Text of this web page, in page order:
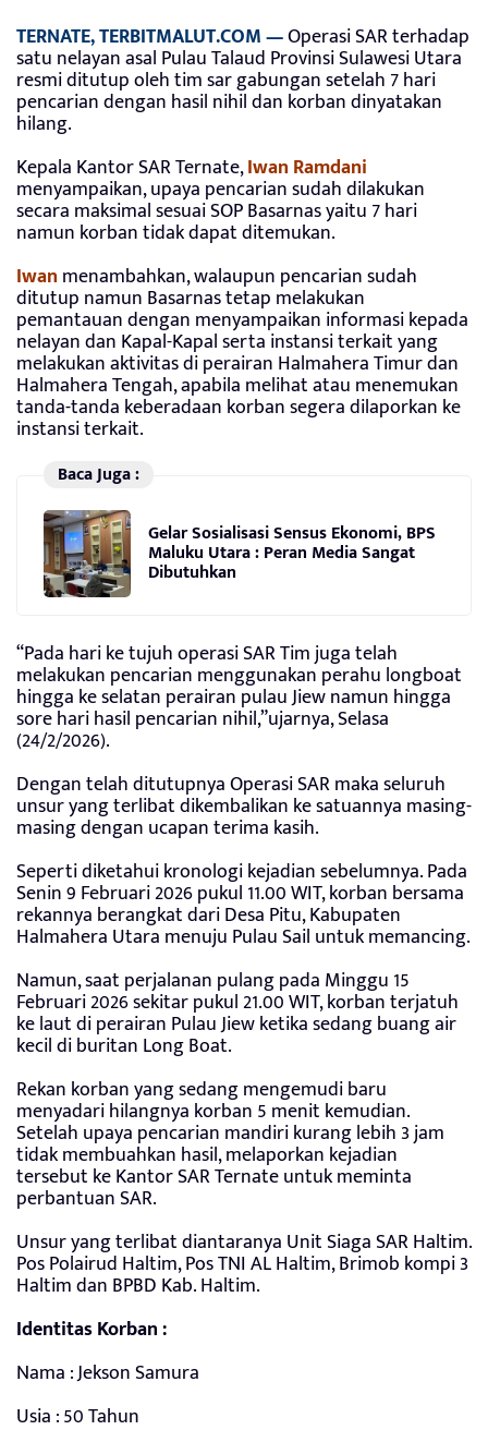
TERNATE, TERBITMALUT.COM —Operasi SAR terhadap
satu nelayan asal Pulau Talaud Provinsi Sulawesi Utara
resmi ditutup oleh tim sar gabungan setelah 7 hari
pencarian dengan hasil nihil dan korban dinyatakan
hilang.
Kepala Kantor SAR Ternate,Iwan Ramdani
menyampaikan, upaya pencarian sudah dilakukan
secara maksimal sesuai SOP Basarnas yaitu 7 hari
namun korban tidak dapat ditemukan.
Iwan menambahkan, walaupun pencarian sudah
ditutup namun Basarnas tetap melakukan
pemantauan dengan menyampaikan informasi kepada
nelayan dan Kapal-Kapal serta instansi terkait yang
melakukan aktivitas di perairan Halmahera Timur dan
Halmahera Tengah, apabila melihat atau menemukan
tanda-tanda keberadaan korban segera dilaporkan ke
instansi terkait.
Baca Juga :
Gelar Sosialisasi Sensus Ekonomi, BPS
Maluku Utara : Peran Media Sangat
Dibutuhkan
“Pada hari ke tujuh operasi SAR Tim juga telah
melakukan pencarian menggunakan perahu longboat
hingga ke selatan perairan pulau Jiew namun hingga
sore hari hasil pencarian nihil,”ujarnya, Selasa
(24/2/2026).
Dengan telah ditutupnya Operasi SAR maka seluruh
unsur yang terlibat dikembalikan ke satuannya masing-
masing dengan ucapan terima kasih.
Seperti diketahui kronologi kejadian sebelumnya. Pada
Senin 9 Februari 2026 pukul 11.00 WIT, korban bersama
rekannya berangkat dari Desa Pitu, Kabupaten
Halmahera Utara menuju Pulau Sail untuk memancing.
Namun, saat perjalanan pulang pada Minggu 15
Februari 2026 sekitar pukul 21.00 WIT, korban terjatuh
ke laut di perairan Pulau Jiew ketika sedang buang air
kecil di buritan Long Boat.
Rekan korban yang sedang mengemudi baru
menyadari hilangnya korban 5 menit kemudian.
Setelah upaya pencarian mandiri kurang lebih 3 jam
tidak membuahkan hasil, melaporkan kejadian
tersebut ke Kantor SAR Ternate untuk meminta
perbantuan SAR.
Unsur yang terlibat diantaranya Unit Siaga SAR Haltim.
Pos Polairud Haltim, Pos TNI AL Haltim, Brimob kompi 3
Haltim dan BPBD Kab. Haltim.
Identitas Korban :
Nama : Jekson Samura
Usia : 50 Tahun